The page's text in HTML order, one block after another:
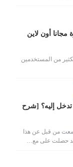
مجانا أون لاين
من المستخدمين
إليه؟ [شرح
من قبل عن هذا
حصلت على مع…